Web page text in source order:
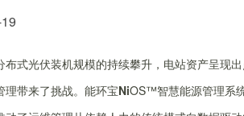
布式光伏装机规模的持续攀升，电站资产呈现
理带来了挑战。能环宝NiOS™智慧能源管理系